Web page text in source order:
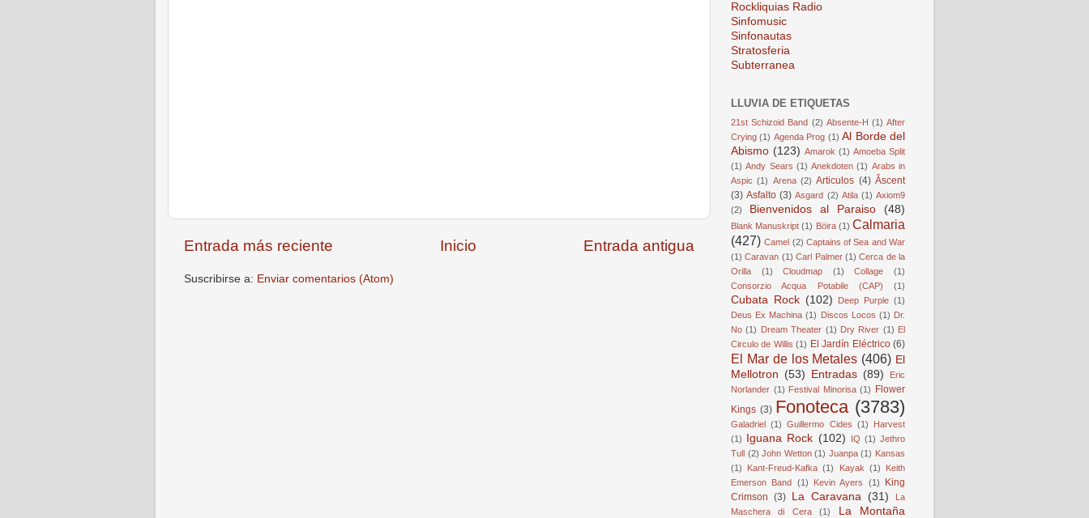
Entrada más reciente Entrada antigua
Inicio
Suscribirse a: Enviar comentarios (Atom)
Rockliquias Radio
Sinfomusic
Sinfonautas
Stratosferia
Subterranea
LLUVIA DE ETIQUETAS
21st Schizoid Band (2) Absente-H (1) After
Crying (1) Agenda Prog (1) Al Borde del
Abismo (123) Amarok (1) Amoeba Split
(1) Andy Sears (1) Anekdoten (1) Arabs in
Aspic (1) Arena (2) Articulos (4) Âscent
(3) Asfalto (3) Asgard (2) Atila (1) Axiom9
(2)
Bienvenidos al Paraiso (48)
Blank Manuskript (1) Böira (1) Calmaria
(427) Camel (2) Captains of Sea and War
(1) Caravan (1) Carl Palmer (1) Cerca de la
Orilla
(1) Cloudmap (1) Collage
(1)
Consorzio Acqua Potabile (CAP)
(1)
Cubata Rock (102) Deep Purple (1)
Deus Ex Machina (1) Discos Locos (1) Dr.
No (1) Dream Theater (1) Dry River (1) El
Circulo de Willis (1) El Jardín Eléctrico (6)
El Mar de los Metales (406) El
Mellotron (53) Entradas (89)
Eric
Norlander (1) Festival Minorisa (1) Flower
Kings (3) Fonoteca (3783)
Galadriel (1) Guillermo Cides (1)
Harvest
(1) Iguana Rock (102) IQ (1) Jethro
Tull (2) John Wetton (1) Juanpa (1) Kansas
(1)
Kant-Freud-Kafka (1) Kayak (1)
Keith
Emerson Band (1) Kevin Ayers (1)
King
Crimson (3) La Caravana (31)
La
Maschera di Cera
(1)
La Montaña